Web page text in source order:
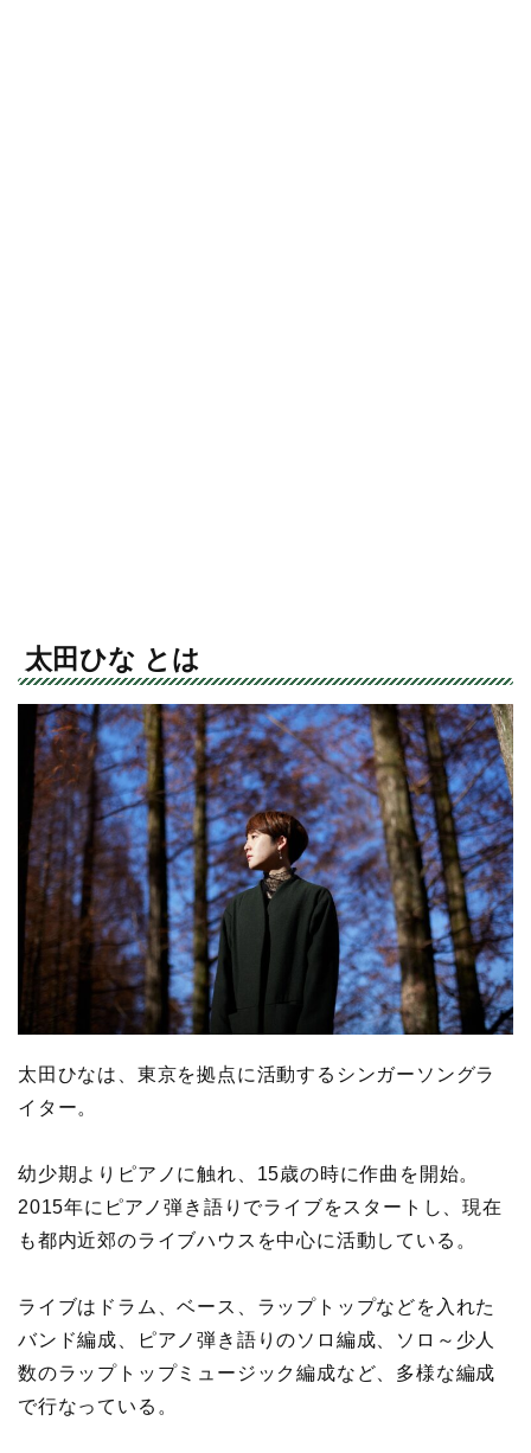
太田ひな とは
太田ひなは、東京を拠点に活動するシンガーソングラ
イター。
幼少期よりピアノに触れ、15歳の時に作曲を開始。
2015年にピアノ弾き語りでライブをスタートし、現在
も都内近郊のライブハウスを中心に活動している。
ライブはドラム、ベース、ラップトップなどを入れた
バンド編成、ピアノ弾き語りのソロ編成、ソロ～少人
数のラップトップミュージック編成など、多様な編成
で行なっている。